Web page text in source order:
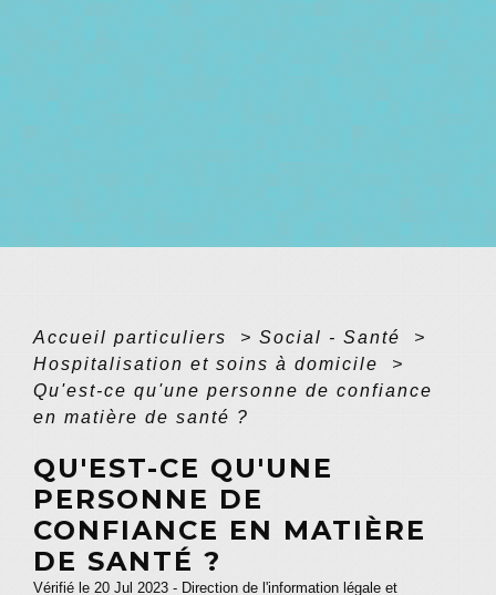
Accueil particuliers > Social - Santé
>
Hospitalisation et soins à domicile
>
Qu'est-ce qu'une personne de confiance
en matière de santé ?
QU'EST-CE QU'UNE
PERSONNE DE
CONFIANCE EN MATIÈRE
DE SANTÉ ?
Vérifié le 20 Jul 2023 - Direction de l'information légale et